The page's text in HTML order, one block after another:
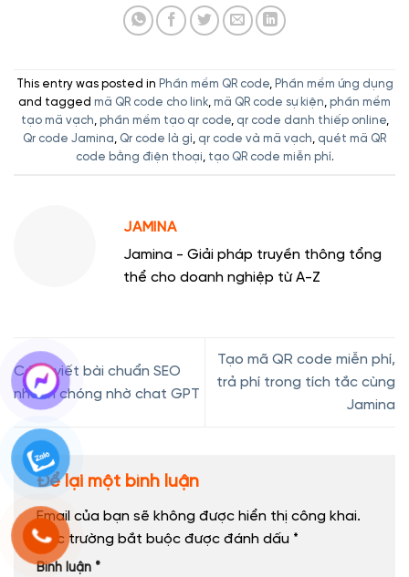
This entry was posted in Phần mềm QR code, Phần mềm ứng dụng
and tagged mã QR code cho link, mã QR code sự kiện, phần mềm
tạo mã vạch, phần mềm tạo qr code, qr code danh thiếp online,
Qr code Jamina, Qr code là gì, qr code và mã vạch, quét mã QR
code bằng điện thoại, tạo QR code miễn phí.
JAMINA
Jamina - Giải pháp truyền thông tổng
thể cho doanh nghiệp từ A-Z
Cách viết bài chuẩn SEO
nhanh chóng nhờ chat GPT
Tạo mã QR code miễn phí,
trả phí trong tích tắc cùng
Jamina
Để lại một bình luận
Email của bạn sẽ không được hiển thị công khai.
Các trường bắt buộc được đánh dấu *
Bình luận *